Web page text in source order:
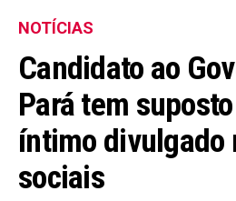
NOTÍCIAS
Candidato ao
Pará tem
íntimo divulgado
sociais